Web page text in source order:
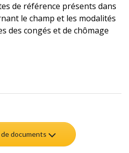
de référence présents dans
le champ et les modalités
des congés et de chômage
documents